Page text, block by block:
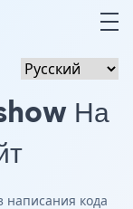
На
написания кода